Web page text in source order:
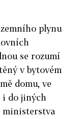
plynu
se rozumí
v bytovém
domu, ve
i do jiných
ministerstva